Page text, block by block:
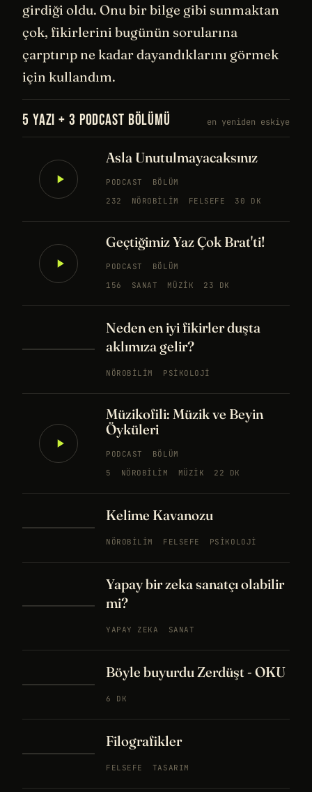
girdiği oldu. Onu bir bilge gibi sunmaktan
çok, fikirlerini bugünün sorularına
çarptırıp ne kadar dayandıklarını görmek
için kullandım.
5 YAZI + 3 PODCAST BÖLÜMÜ en yeniden eskiye
Asla Unutulmayacaksınız
PODCAST
BÖLÜM
232
NÖROBILIM FELSEFE 30 DK
Geçtiğimiz Yaz Çok Brat'ti!
PODCAST
BÖLÜM
156
SANAT MÜZIK 23 DK
Neden en iyi fikirler duşta
aklımıza gelir?
NÖROBILIM PSIKOLOJI
Müzikofili: Müzik ve Beyin
Öyküleri
PODCAST
BÖLÜM
5
NÖROBILIM MÜZIK 22 DK
Kelime Kavanozu
NÖROBILIM FELSEFE PSIKOLOJI
Yapay bir zeka sanatçı olabilir
mi?
YAPAY ZEKA SANAT
Böyle buyurdu Zerdüşt - OKU
6 DK
Filografikler
FELSEFE TASARIM